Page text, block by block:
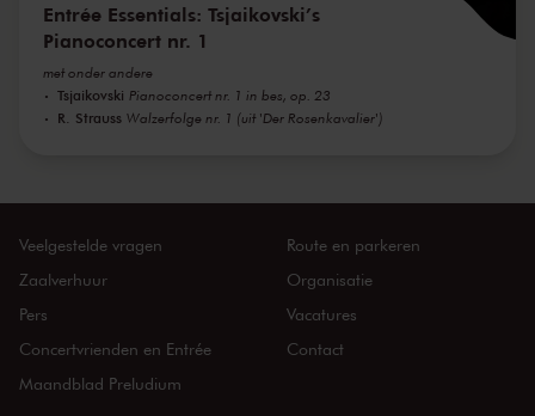
Entrée Essentials: Tsjaikovski’s
Pianoconcert nr. 1
met onder andere
Tsjaikovski Pianoconcert nr. 1 in bes, op. 23
R. Strauss Walzerfolge nr. 1 (uit 'Der Rosenkavalier')
Veelgestelde vragen
Zaalverhuur
Pers
Concertvrienden en Entrée
Maandblad Preludium
Route en parkeren
Organisatie
Vacatures
Contact